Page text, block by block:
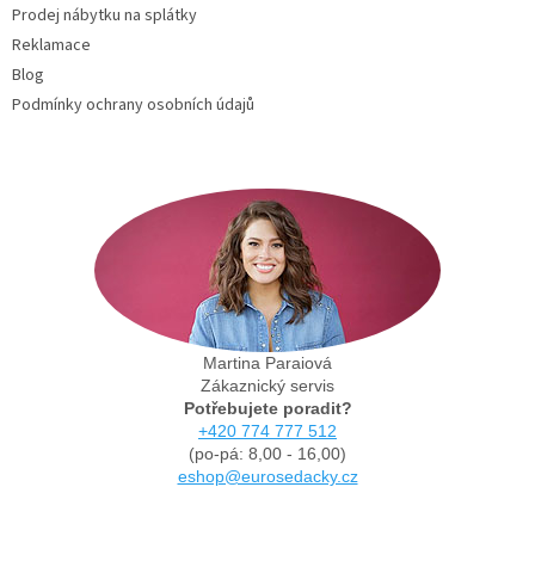
Prodej nábytku na splátky
Reklamace
Blog
Podmínky ochrany osobních údajů
Martina Paraiová
Zákaznický servis
Potřebujete poradit?
+420 774 777 512
(po-pá: 8,00 - 16,00)
eshop@eurosedacky.cz